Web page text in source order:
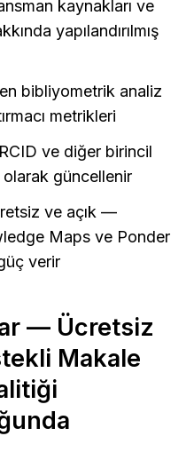
kaynakları ve
yapılandırılmış
bibliyometrik analiz
metrikleri
ve diğer birincil
güncellenir
ve açık —
Maps ve Ponder
verir
— Ücretsiz
Makale